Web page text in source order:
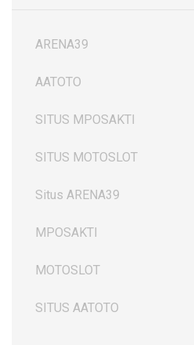
ARENA39
AATOTO
SITUS MPOSAKTI
SITUS MOTOSLOT
Situs ARENA39
MPOSAKTI
MOTOSLOT
SITUS AATOTO